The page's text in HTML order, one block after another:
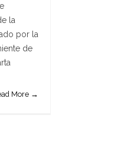
la
por la
de
More →